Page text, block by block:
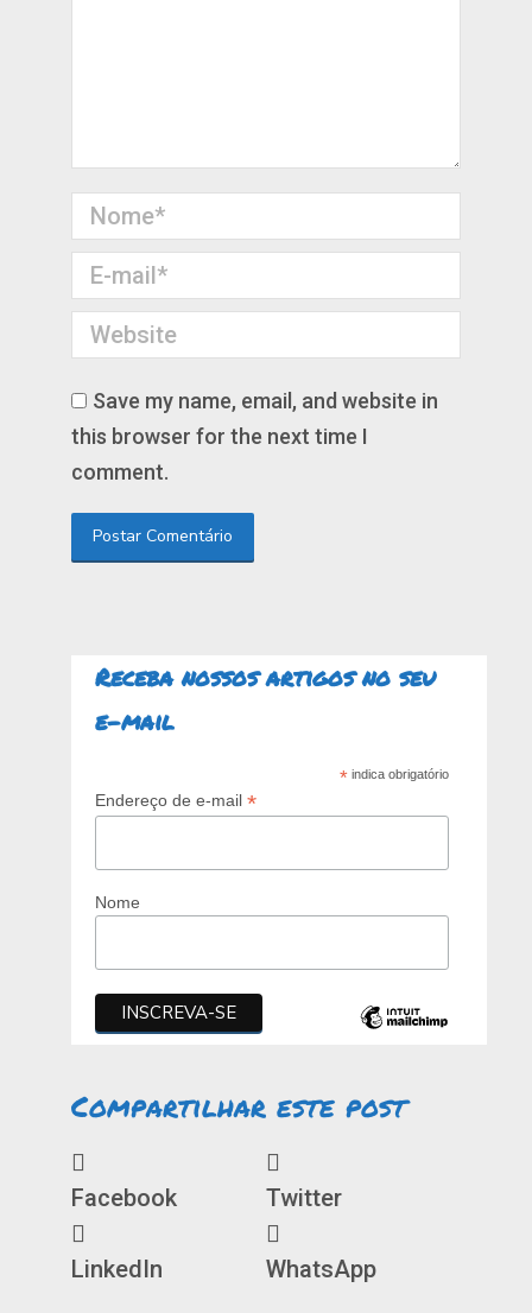
Nome *
E-mail *
Website
Save my name, email, and website in
this browser for the next time I
comment.
Postar Comentário
Receba nossos artigos no seu
e-mail
*indica obrigatório
Endereço de e-mail *
Nome
Compartilhar este post
Facebook Twitter
LinkedIn WhatsApp